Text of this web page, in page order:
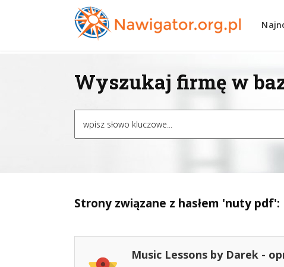
Wyszukaj firmę w
Strony związane z hasłem 'nuty pdf':
Music Lessons by Darek -